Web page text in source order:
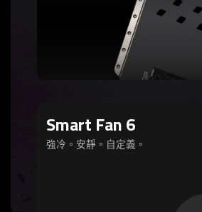
Smart Fan 6
強冷。安靜。自定義。